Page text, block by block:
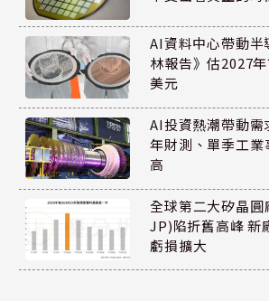
AI資料中心帶動
林報告》估2027
美元
AI投資熱潮帶動
年財測、單季工
高
全球第二大矽晶圓
JP)陷折舊高峰 新
虧損擴大